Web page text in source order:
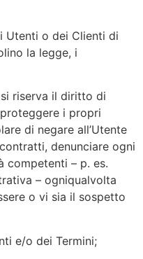
Utenti o dei Clienti di
la legge, i
riserva il diritto di
i propri
di negare all’Utente
denunciare ogni
competenti – p. es.
– ogniqualvolta
o vi sia il sospetto
e/o dei Termini;